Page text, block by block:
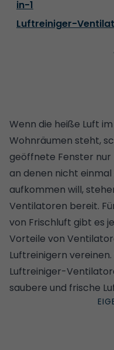
in-1
Luftreiniger-
Wenn die heiße Luft
Wohnräumen steht,
geöffnete Fenster
an denen nicht
aufkommen will,
Ventilatoren bereit.
von Frischluft gibt es
Vorteile von
Luftreinigern
Luftreiniger-
saubere und frische